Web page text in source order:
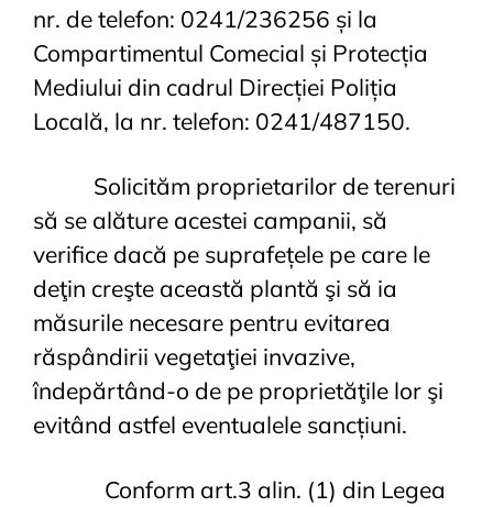
nr. de telefon: 0241/236256 și la
Compartimentul Comecial și Protecția
Mediului din cadrul Direcției Poliția
Locală, la nr. telefon: 0241/487150.
Solicităm proprietarilor de terenuri
să se alăture acestei campanii, să
verifice dacă pe suprafețele pe care le
deţin creşte această plantă şi să ia
măsurile necesare pentru evitarea
răspândirii vegetaţiei invazive,
îndepărtând-o de pe proprietăţile lor şi
evitând astfel eventualele sancțiuni.
Conform art.3 alin. (1) din Legea